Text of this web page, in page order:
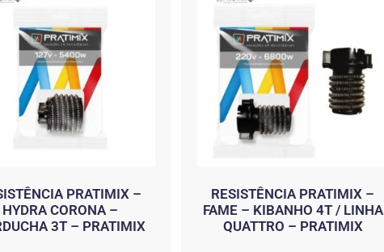
PRATIMIX –
HYDRA CORONA –
3T – PRATIMIX
RESISTÊNCIA PRATIMIX –
FAME – KIBANHO 4T / LINHA
QUATTRO – PRATIMIX